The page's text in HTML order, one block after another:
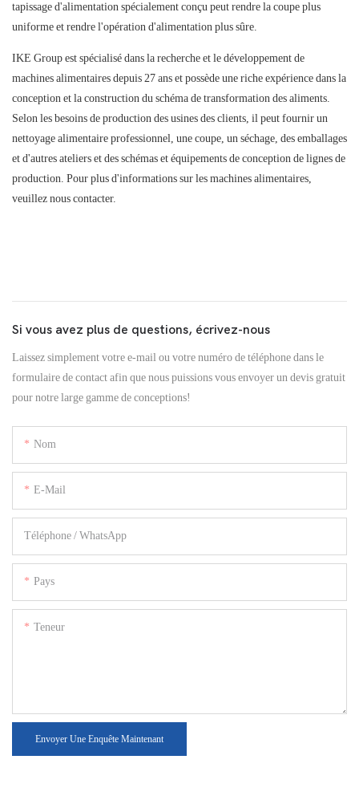
tapissage d'alimentation spécialement conçu peut rendre la coupe plus
uniforme et rendre l'opération d'alimentation plus sûre.
IKE Group est spécialisé dans la recherche et le développement de
machines alimentaires depuis 27 ans et possède une riche expérience dans la
conception et la construction du schéma de transformation des aliments.
Selon les besoins de production des usines des clients, il peut fournir un
nettoyage alimentaire professionnel, une coupe, un séchage, des emballages
et d'autres ateliers et des schémas et équipements de conception de lignes de
production. Pour plus d'informations sur les machines alimentaires,
veuillez nous contacter.
Si vous avez plus de questions, écrivez-nous
Laissez simplement votre e-mail ou votre numéro de téléphone dans le
formulaire de contact afin que nous puissions vous envoyer un devis gratuit
pour notre large gamme de conceptions!
Nom
E-Mail
Téléphone / WhatsApp
Pays
Teneur
Envoyer Une Enquête Maintenant